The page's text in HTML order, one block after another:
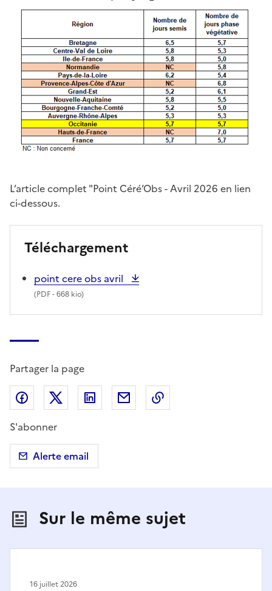
L’article complet "Point Céré’Obs - Avril 2026 en lien
ci-dessous.
Téléchargement
point cere obs avril
(PDF- 668 kio)
Partager la page
Partager sur Facebook
Partager sur X (anciennement Twitter)
Partager sur LinkedIn
Partager par email
S'abonner
Alerte email
Sur le même sujet
16 juillet 2026